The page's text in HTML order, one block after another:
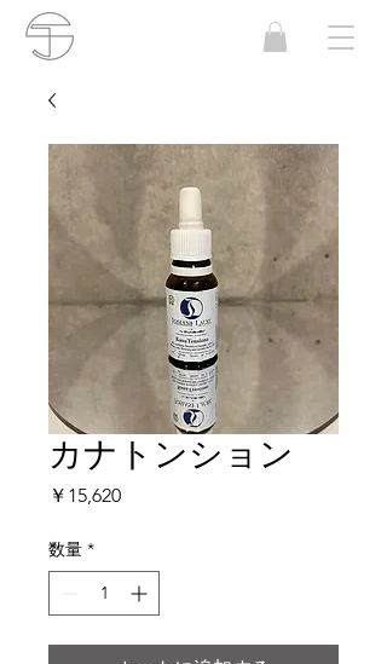
カナトンション
￥15,620価
数量 *